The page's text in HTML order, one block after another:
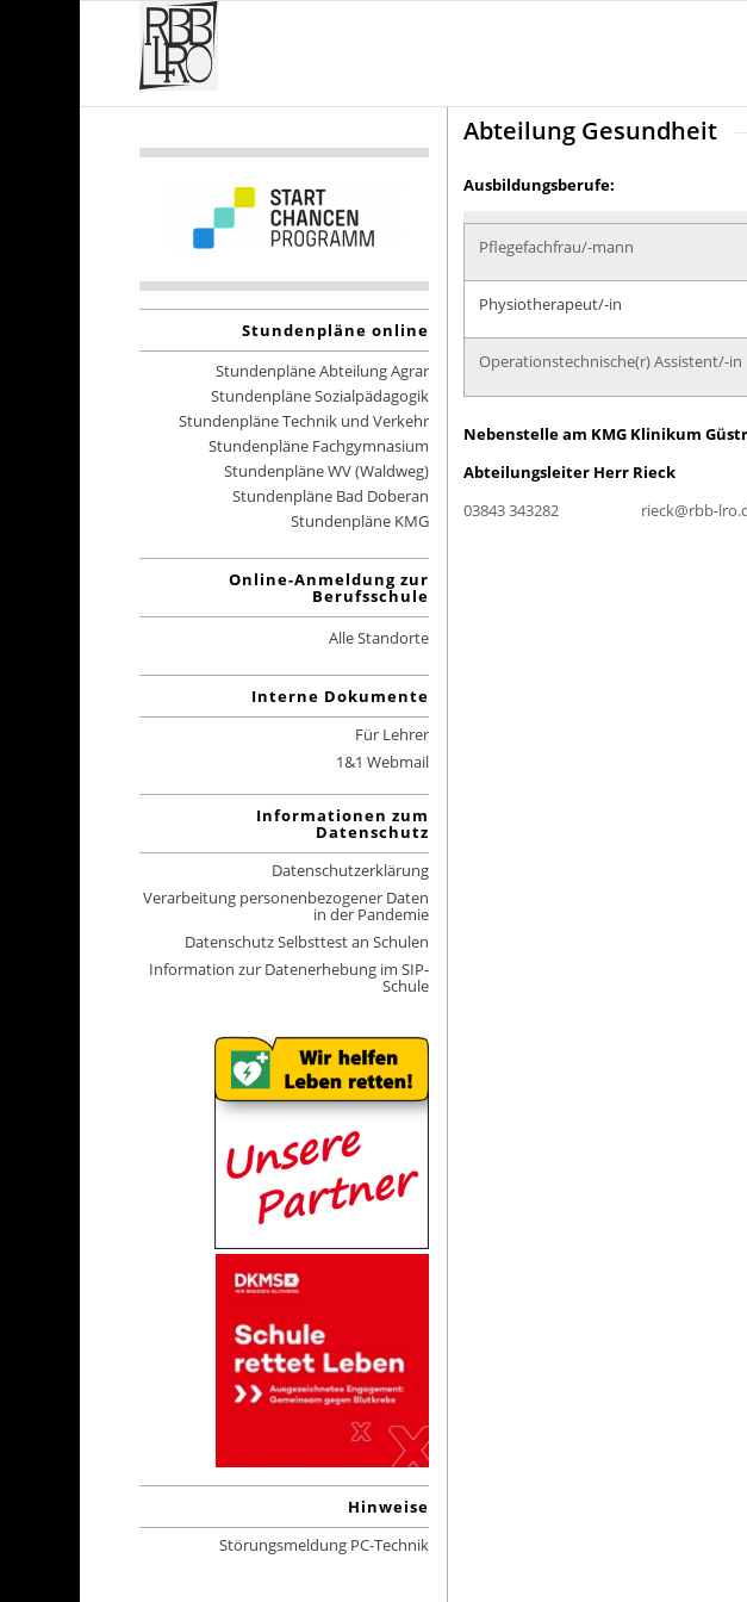
Abteilung Gesundheit
Ausbildungsberufe:
Pflegefachfrau/-mann
Physiotherapeut/-in
Operationstechnische(r) Assistent/-in
Nebenstelle am KMG Klinikum
Abteilungsleiter Herr Rieck
03843 343282 rieck@rbb-
Stundenpläne online
Stundenpläne Abteilung Agrar
Stundenpläne Sozialpädagogik
Stundenpläne Technik und Verkehr
Stundenpläne Fachgymnasium
Stundenpläne WV (Waldweg)
Stundenpläne Bad Doberan
Stundenpläne KMG
Online-Anmeldung zur
Berufsschule
Alle Standorte
Interne Dokumente
Für Lehrer
1&1 Webmail
Informationen zum
Datenschutz
Datenschutzerklärung
Verarbeitung personenbezogener Daten
in der Pandemie
Datenschutz Selbsttest an Schulen
Information zur Datenerhebung im SIP-
Schule
Hinweise
Störungsmeldung PC-Technik